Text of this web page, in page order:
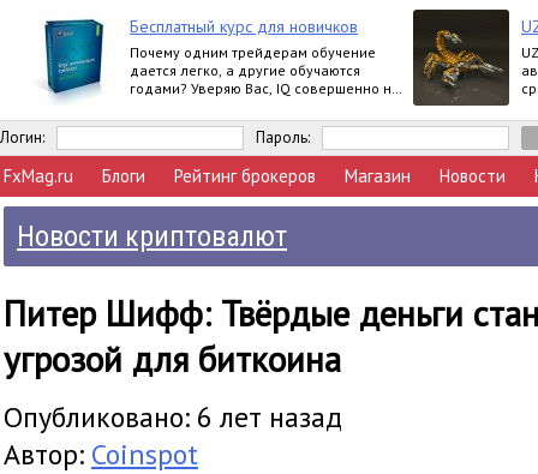
Бесплатный курс для новичков
Почему одним трейдерам обучение
дается легко, а другие обучаются
годами? Уверяю Вас, IQ совершенно не
Логин: Пароль:
FxMag.ru Блоги Рейтинг брокеров Магазин Новости
Новости криптовалют
Питер Шифф: Твёрдые деньги
угрозой для биткоина
Опубликовано: 6 лет назад
Автор: Coinspot